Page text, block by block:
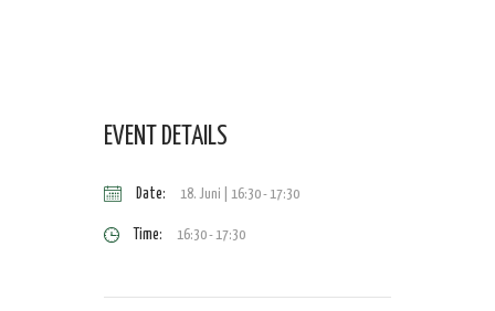
EVENT DETAILS
Date: 18. Juni | 16:30-17:30
Time: 16:30 - 17:30